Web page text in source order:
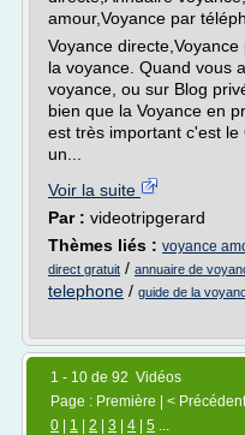
amour,Voyance par
Voyance
la voyance. Quand vous
voyance, ou sur Blog
bien que la Voyance en
est très important c'est
un...
Voir la suite
Par : videotripgerard
Thèmes liés : voyance
direct gratuit / annuaire de
telephone / guide de la
1 - 10 de 92 Vidéos
Page : Première | <
0
1 2 3 4 5 ...